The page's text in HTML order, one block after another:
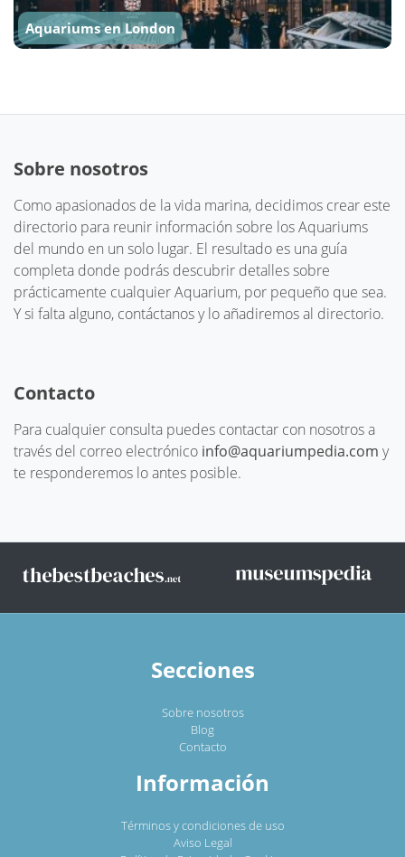
Aquariums en London
Sobre nosotros
Como apasionados de la vida marina, decidimos crear este
directorio para reunir información sobre los Aquariums
del mundo en un solo lugar. El resultado es una guía
completa donde podrás descubrir detalles sobre
prácticamente cualquier Aquarium, por pequeño que sea.
Y si falta alguno, contáctanos y lo añadiremos al directorio.
Contacto
Para cualquier consulta puedes contactar con nosotros a
través del correo electrónico info@aquariumpedia.com y
te responderemos lo antes posible.
Secciones
Sobre nosotros
Blog
Contacto
Información
Términos y condiciones de uso
Aviso Legal